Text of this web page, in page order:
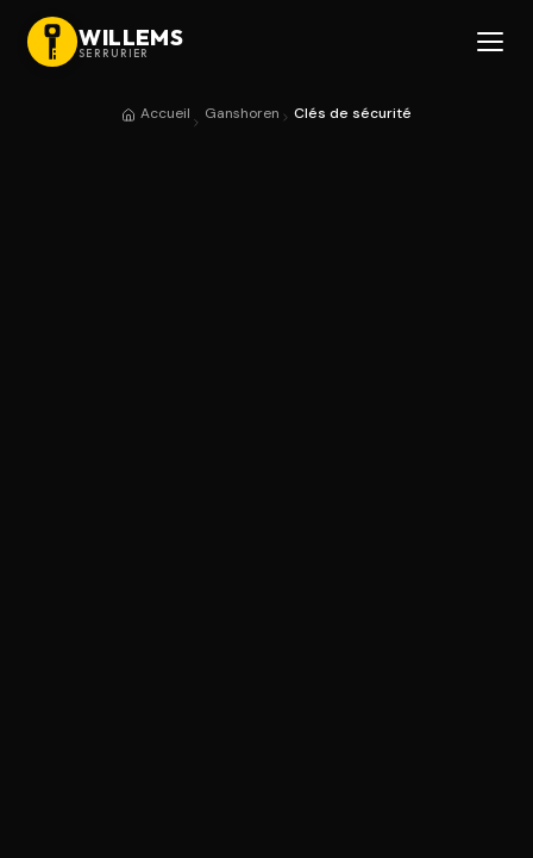
WILLEMS
SERRURIER
Accueil Ganshoren Clés de sécurité